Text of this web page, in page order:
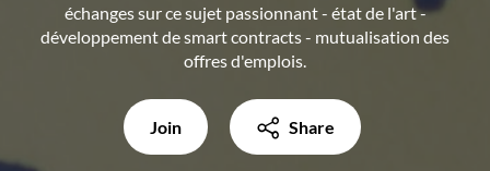
échanges sur ce sujet passionnant - état de l'art -
développement de smart contracts - mutualisation des
offres d'emplois.
Join Share